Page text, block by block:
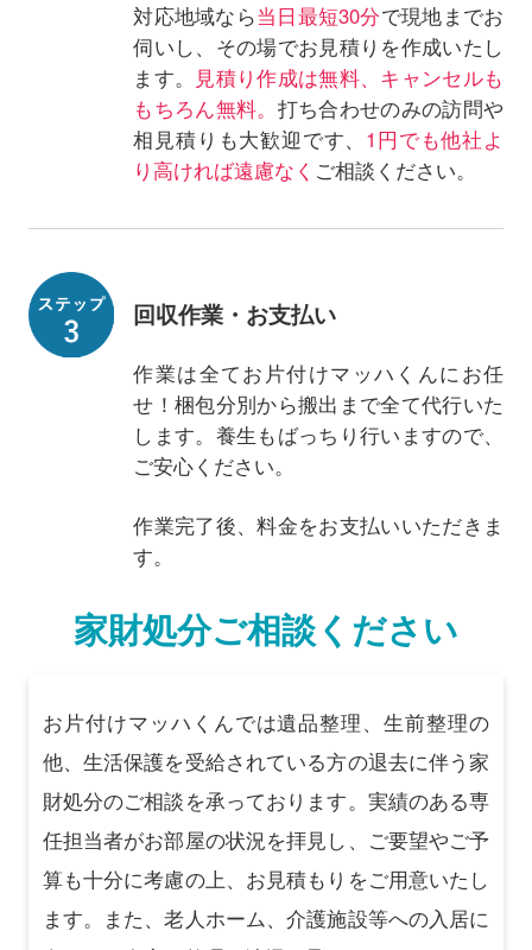
対応地域なら当日最短30分で現地までお
伺いし、その場でお見積りを作成いたし
ます。 見積り作成は無料、キャンセルも
もちろん無料。 打ち合わせのみの訪問や
相見積りも大歓迎です、 1円でも他社よ
り高ければ遠慮なく ご相談ください。
回収作業・お支払い
作業は全てお片付けマッハくんにお任
せ！梱包分別から搬出まで全て代行いた
します。養生もばっちり行いますので、
ご安心ください。
作業完了後、料金をお支払いいただきま
す。
家財処分ご相談ください
お片付けマッハくんでは遺品整理、生前整理の
他、生活保護を受給されている方の退去に伴う家
財処分のご相談を承っております。実績のある専
任担当者がお部屋の状況を拝見し、ご要望やご予
算も十分に考慮の上、お見積もりをご用意いたし
ます。また、老人ホーム、介護施設等への入居に